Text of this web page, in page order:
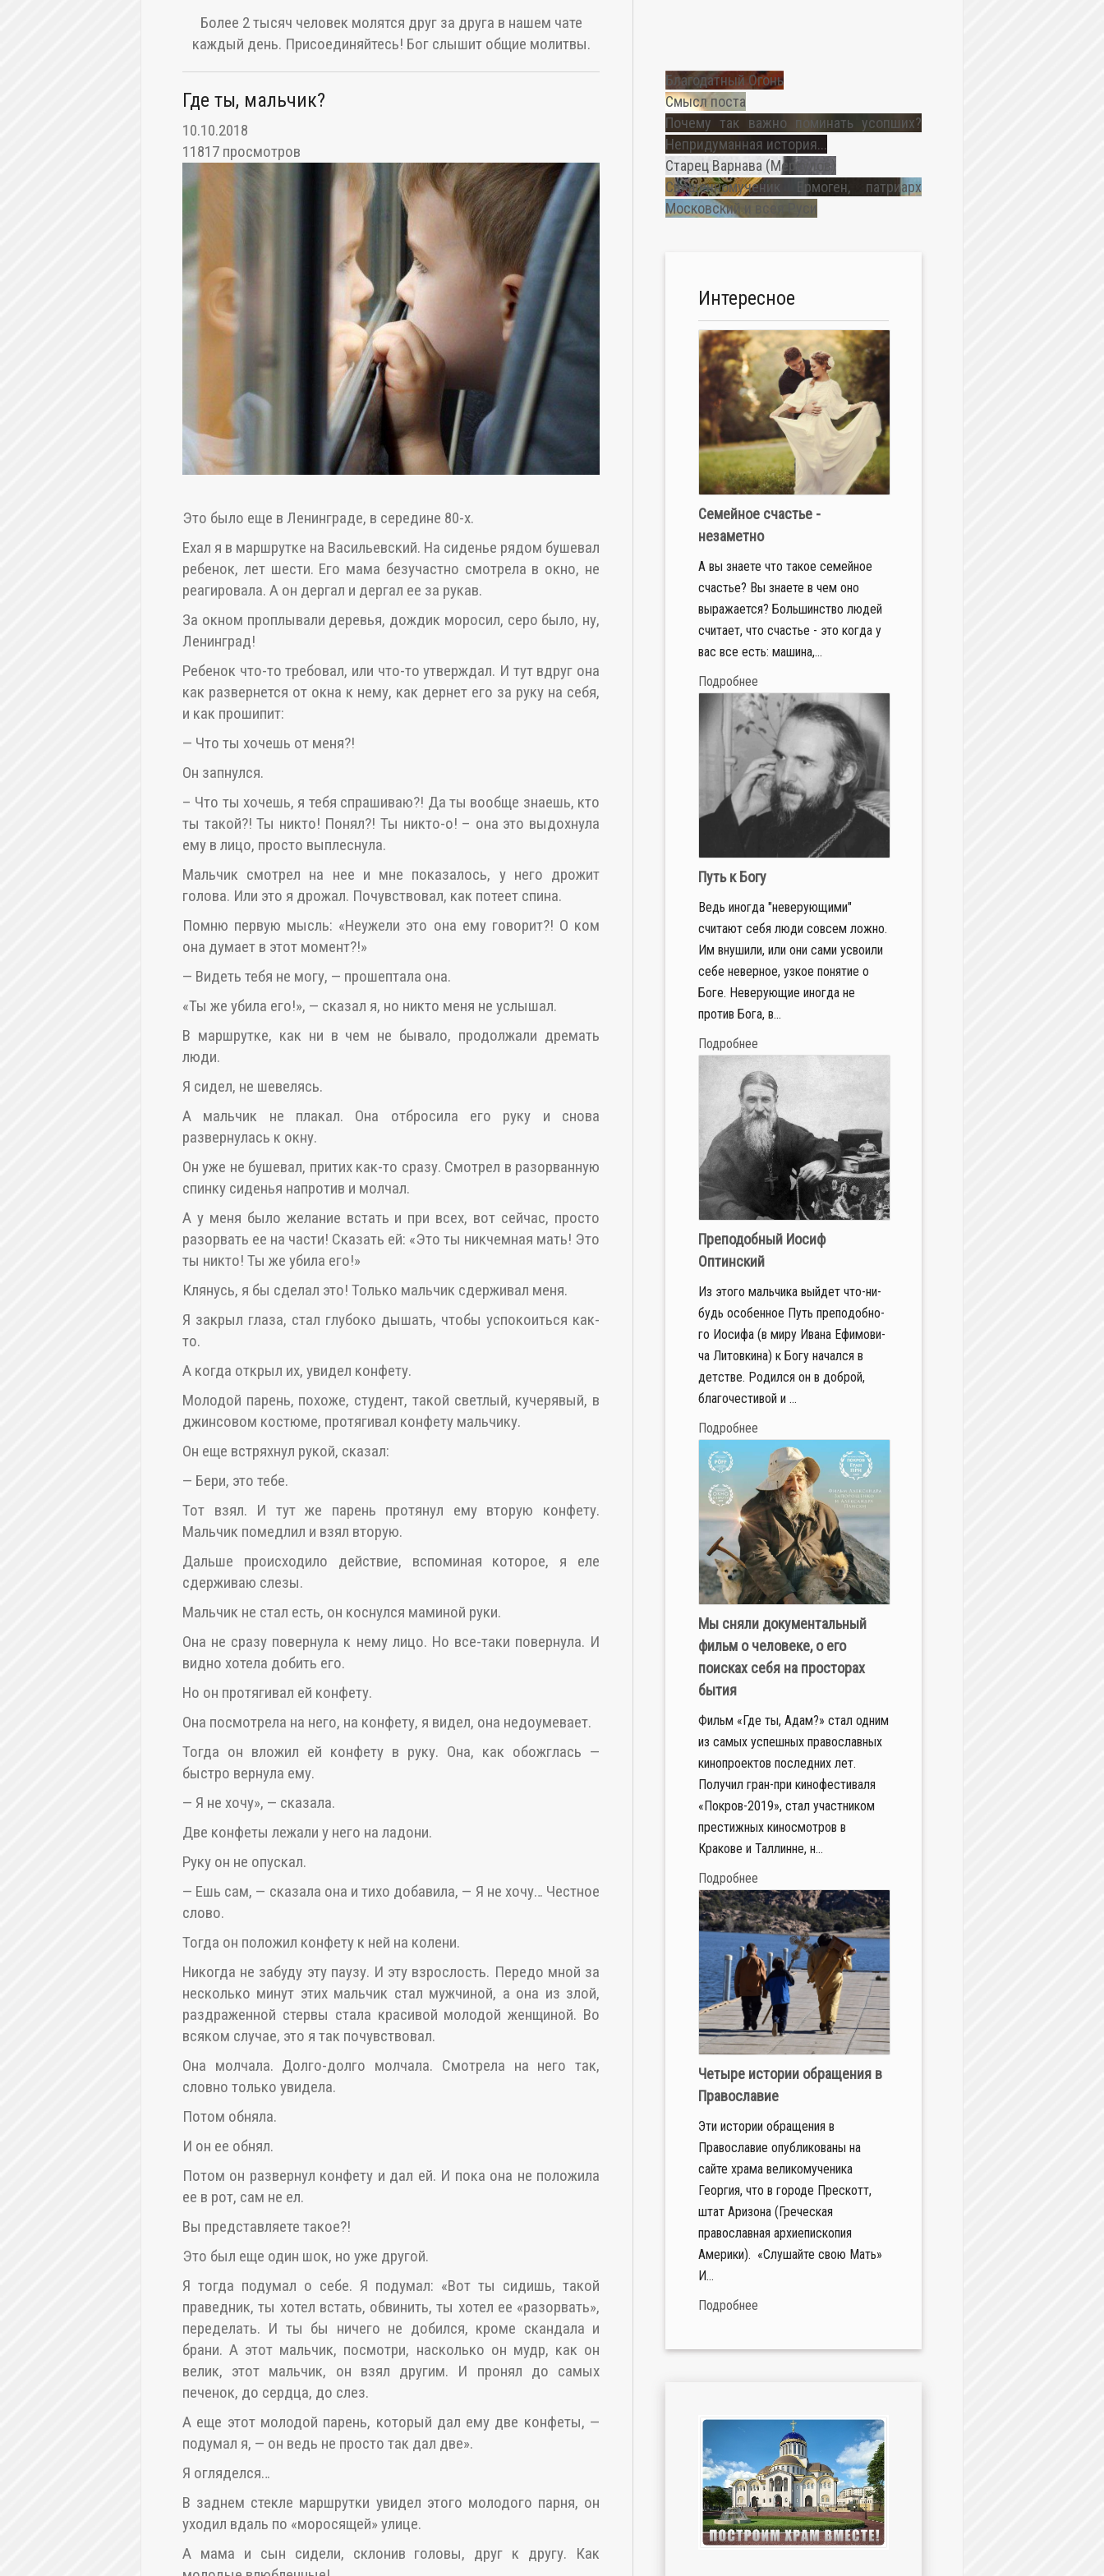
Более 2 тысяч человек молятся друг за друга в нашем чате
каждый день. Присоединяйтесь! Бог слышит общие молитвы.
Где ты, мальчик?
10.10.2018
11817 просмотров
Это было еще в Ленинграде, в середине 80-х.
Ехал я в маршрутке на Васильевский. На сиденье рядом бушевал
ребенок, лет шести. Его мама безучастно смотрела в окно, не
реагировала. А он дергал и дергал ее за рукав.
За окном проплывали деревья, дождик моросил, серо было, ну,
Ленинград!
Ребенок что-то требовал, или что-то утверждал. И тут вдруг она
как развернется от окна к нему, как дернет его за руку на себя,
и как прошипит:
— Что ты хочешь от меня?!
Он запнулся.
– Что ты хочешь, я тебя спрашиваю?! Да ты вообще знаешь, кто
ты такой?! Ты никто! Понял?! Ты никто-о! – она это выдохнула
ему в лицо, просто выплеснула.
Мальчик смотрел на нее и мне показалось, у него дрожит
голова. Или это я дрожал. Почувствовал, как потеет спина.
Помню первую мысль: «Неужели это она ему говорит?! О ком
она думает в этот момент?!»
— Видеть тебя не могу, — прошептала она.
«Ты же убила его!», — сказал я, но никто меня не услышал.
В маршрутке, как ни в чем не бывало, продолжали дремать
люди.
Я сидел, не шевелясь.
А мальчик не плакал. Она отбросила его руку и снова
развернулась к окну.
Он уже не бушевал, притих как-то сразу. Смотрел в разорванную
спинку сиденья напротив и молчал.
А у меня было желание встать и при всех, вот сейчас, просто
разорвать ее на части! Сказать ей: «Это ты никчемная мать! Это
ты никто! Ты же убила его!»
Клянусь, я бы сделал это! Только мальчик сдерживал меня.
Я закрыл глаза, стал глубоко дышать, чтобы успокоиться как-
то.
А когда открыл их, увидел конфету.
Молодой парень, похоже, студент, такой светлый, кучерявый, в
джинсовом костюме, протягивал конфету мальчику.
Он еще встряхнул рукой, сказал:
— Бери, это тебе.
Тот взял. И тут же парень протянул ему вторую конфету.
Мальчик помедлил и взял вторую.
Дальше происходило действие, вспоминая которое, я еле
сдерживаю слезы.
Мальчик не стал есть, он коснулся маминой руки.
Она не сразу повернула к нему лицо. Но все-таки повернула. И
видно хотела добить его.
Но он протягивал ей конфету.
Она посмотрела на него, на конфету, я видел, она недоумевает.
Тогда он вложил ей конфету в руку. Она, как обожглась —
быстро вернула ему.
— Я не хочу», — сказала.
Две конфеты лежали у него на ладони.
Руку он не опускал.
— Ешь сам, — сказала она и тихо добавила, — Я не хочу… Честное
слово.
Тогда он положил конфету к ней на колени.
Никогда не забуду эту паузу. И эту взрослость. Передо мной за
несколько минут этих мальчик стал мужчиной, а она из злой,
раздраженной стервы стала красивой молодой женщиной. Во
всяком случае, это я так почувствовал.
Она молчала. Долго-долго молчала. Смотрела на него так,
словно только увидела.
Потом обняла.
И он ее обнял.
Потом он развернул конфету и дал ей. И пока она не положила
ее в рот, сам не ел.
Вы представляете такое?!
Это был еще один шок, но уже другой.
Я тогда подумал о себе. Я подумал: «Вот ты сидишь, такой
праведник, ты хотел встать, обвинить, ты хотел ее «разорвать»,
переделать. И ты бы ничего не добился, кроме скандала и
брани. А этот мальчик, посмотри, насколько он мудр, как он
велик, этот мальчик, он взял другим. И пронял до самых
печенок, до сердца, до слез.
А еще этот молодой парень, который дал ему две конфеты, —
подумал я, — он ведь не просто так дал две».
Я огляделся…
В заднем стекле маршрутки увидел этого молодого парня, он
уходил вдаль по «моросящей» улице.
А мама и сын сидели, склонив головы, друг к другу. Как
Благодатный Огонь
Смысл поста
Почему так важно поминать усопших?
Непридуманная история...
Старец Варнава (Меркулов)
Священномученик Ермоген, патриарх
Московский и всея Руси
Интересное
Семейное счастье -
незаметно
А вы знаете что такое семейное
счастье? Вы знаете в чем оно
выражается? Большинство людей
считает, что счастье - это когда у
вас все есть: машина,...
Подробнее
Путь к Богу
Ведь иногда "неверующими"
считают себя люди совсем ложно.
Им внушили, или они сами усвоили
себе неверное, узкое понятие о
Боге. Неверующие иногда не
против Бога, в...
Подробнее
Преподобный Иосиф
Оптинский
Из это­го маль­чи­ка вый­дет что-ни­
будь осо­бен­ное Путь пре­по­доб­но­
го Иоси­фа (в ми­ру Ива­на Ефи­мо­ви­
ча Ли­тов­ки­на) к Бо­гу на­чал­ся в
дет­стве. Ро­дил­ся он в доб­рой,
бла­го­че­сти­вой и ...
Подробнее
Мы сняли документальный
фильм о человеке, о его
поисках себя на просторах
бытия
Фильм «Где ты, Адам?» стал одним
из самых успешных православных
кинопроектов последних лет.
Получил гран-при кинофестиваля
«Покров-2019», стал участником
престижных киносмотров в
Кракове и Таллинне, н...
Подробнее
Четыре истории обращения в
Православие
Эти истории обращения в
Православие опубликованы на
сайте храма великомученика
Георгия, что в городе Прескотт,
штат Аризона (Греческая
православная архиепископия
Америки). «Слушайте свою Мать»
И...
Подробнее